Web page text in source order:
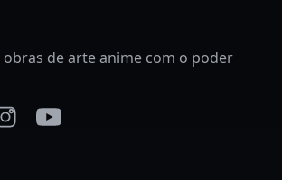
obras de arte anime com o poder